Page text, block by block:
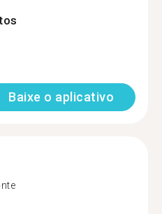
Baixe o aplicativo